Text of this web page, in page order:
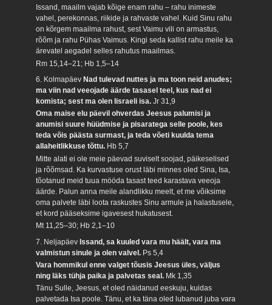
Issand, maailm vajab kõige enam rahu – rahu inimeste
vahel, perekonnas, riikide ja rahvaste vahel. Kuid Sinu rahu
on kõrgem maailma rahust, sest Vaimu vili on armastus,
rõõm ja rahu Pühas Vaimus. Kingi seda kallist rahu meile ka
ärevatel aegadel selles rahutus maailmas.
Rm 15,14–21; Hb 1,5–14
6. Kolmapäev Nad tulevad nuttes ja ma toon neid anudes;
ma viin nad veeojade äärde tasasel teel, kus nad ei
komista; sest ma olen Iisraeli isa.Jr 31,9
Oma maise elu päevil ohverdas Jeesus palumisi ja
anumisi suure hüüdmise ja pisaratega selle poole, kes
teda võis päästa surmast, ja teda võeti kuulda tema
allaheitlikkuse tõttu. Hb 5,7
Mitte alati ei ole meie päevad suviselt soojad, päikeselised
ja rõõmsad. Ka kurvastuse orust läbi minnes oled Sina, Isa,
tõotanud meid tuua mööda tasast teed karastava veeoja
äärde. Palun anna meile alandlikku meelt, et me võiksime
oma palvete läbi loota raskustes Sinu armule ja halastusele,
et kord pääseksime igavesest hukatusest.
Mt 11,25–30; Hb 2,1–10
7. NeljapäevIssand, sa kuuled vara mu häält, vara ma
valmistun sinule ja olen valvel. Ps 5,4
Vara hommikul enne valget tõusis Jeesus üles, väljus
ning läks tühja paika ja palvetas seal. Mk 1,35
Tänu Sulle, Jeesus, et oled näidanud eeskuju, kuidas
palvetada Isa poole. Tänu, et ka täna oled lubanud juba vara